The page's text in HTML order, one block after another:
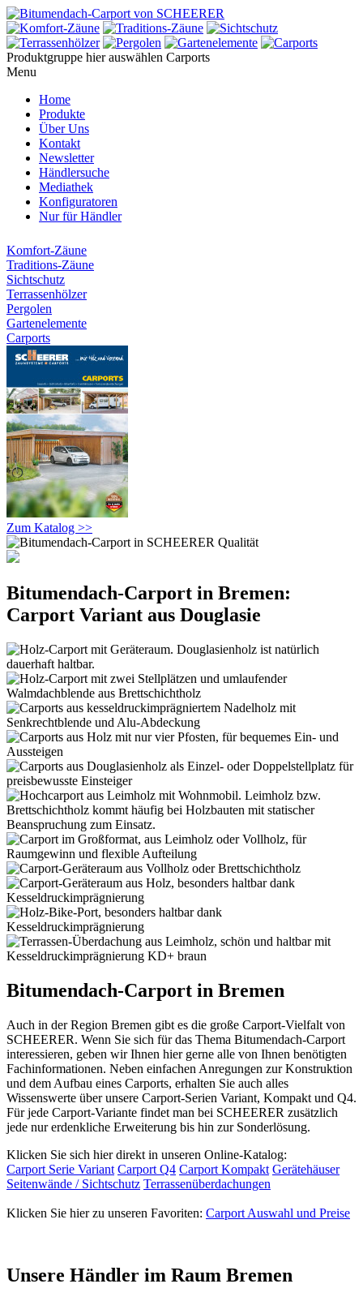
Produktgruppe hier auswählen Carports
Menu
Home
Produkte
Über Uns
Kontakt
Newsletter
Händlersuche
Mediathek
Konfiguratoren
Nur für Händler
Komfort-Zäune
Traditions-Zäune
Sichtschutz
Terrassenhölzer
Pergolen
Gartenelemente
Carports
Zum Katalog >>
Bitumendach-Carport in Bremen:
Carport Variant aus Douglasie
Bitumendach-Carport in Bremen
Auch in der Region Bremen gibt es die große Carport-Vielfalt von
SCHEERER. Wenn Sie sich für das Thema Bitumendach-Carport
interessieren, geben wir Ihnen hier gerne alle von Ihnen benötigten
Fachinformationen. Neben einfachen Anregungen zur Konstruktion
und dem Aufbau eines Carports, erhalten Sie auch alles
Wissenswerte über unsere Carport-Serien Variant, Kompakt und Q4.
Für jede Carport-Variante findet man bei SCHEERER zusätzlich
jede nur erdenkliche Erweiterung bis hin zur Sonderlösung.
Klicken Sie sich hier direkt in unseren Online-Katalog:
Carport Serie Variant Carport Q4 Carport Kompakt Gerätehäuser
Seitenwände / Sichtschutz Terrassenüberdachungen
Klicken Sie hier zu unseren Favoriten: Carport Auswahl und Preise
Unsere Händler im Raum Bremen